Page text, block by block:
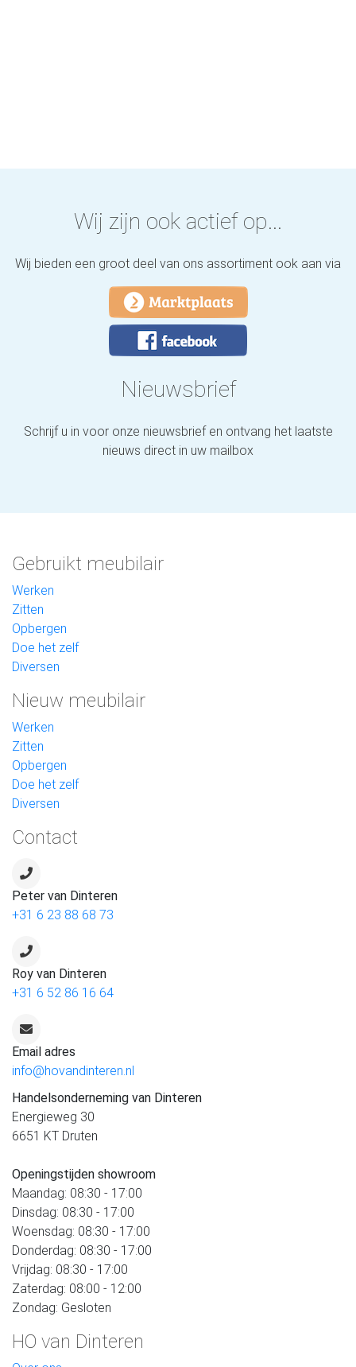
Wij zijn ook actief op...
Wij bieden een groot deel van ons assortiment ook aan via
Nieuwsbrief
Schrijf u in voor onze nieuwsbrief en ontvang het laatste
nieuws direct in uw mailbox
Gebruikt meubilair
Werken
Zitten
Opbergen
Doe het zelf
Diversen
Nieuw meubilair
Werken
Zitten
Opbergen
Doe het zelf
Diversen
Contact
Peter van Dinteren
+31 6 23 88 68 73
Roy van Dinteren
+31 6 52 86 16 64
Email adres
info@hovandinteren.nl
Handelsonderneming van Dinteren
Energieweg 30
6651 KT Druten
Openingstijden showroom
Maandag: 08:30 - 17:00
Dinsdag: 08:30 - 17:00
Woensdag: 08:30 - 17:00
Donderdag: 08:30 - 17:00
Vrijdag: 08:30 - 17:00
Zaterdag: 08:00 - 12:00
Zondag: Gesloten
HO van Dinteren